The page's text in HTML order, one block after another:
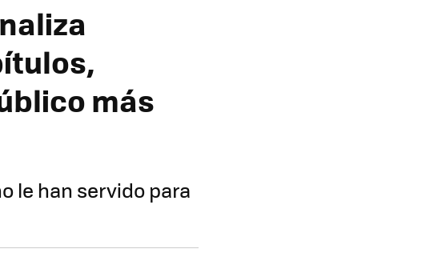
más
le han servido para